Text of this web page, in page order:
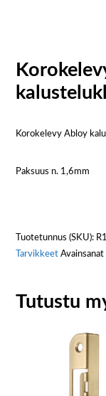
Korokelevy Abloy
Paksuus n. 1,6mm
Tuotetunnus (SKU):
Tarvikkeet
Tutustu